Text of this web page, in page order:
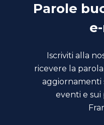
Parole
Iscriviti alla
ricevere la
aggiornamenti
eventi e